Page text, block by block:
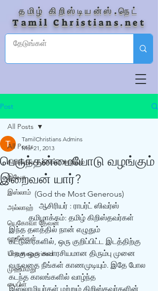
தமிழ் கிறிஸ்டியன்ஸ்.நெட்
Tamil Christians.net
Post
All Posts
கிறிஸ்தவ தற்காப்பு ஊழியம்
இயேசு
இஸ்லாம்
அல்லாஹ்
யெகோவா தேவன்
ஹதீஸ்கள்
Uncategorized
முஹம்மது
பைபிள்
All Posts
பெருந்தன்மையோடு வழங்கும்
இறைவன் யார்?
TamilChristians Admins
Mar 21, 2013
(God the Most Generous)
ஆசிரியர் : ராபர்ட் ஸிவர்ஸ்
  தமிழாக்கம்: தமிழ் கிறிஸ்தவர்கள்
இந்த தளத்தில் நான் எழுதும்
கட்டுரைகளில், ஒரு குறிப்பிட்ட இடத்திற்கு
பிறகு ஒரு சுவாரசியமான திரும்பு முனை
வருவதை நீங்கள் காணமுடியும். இதே போல
கடந்த காலங்களில் வாழ்ந்த
இஸ்லாமியர்கள் மற்றும் கிறிஸ்தவர்களின்